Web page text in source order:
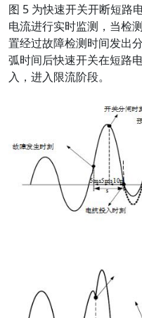
图 5 为快速开关开断短路
电流进行实时监测，当检
置经过故障检测时间发出
弧时间后快速开关在短路
入，进入限流阶段。